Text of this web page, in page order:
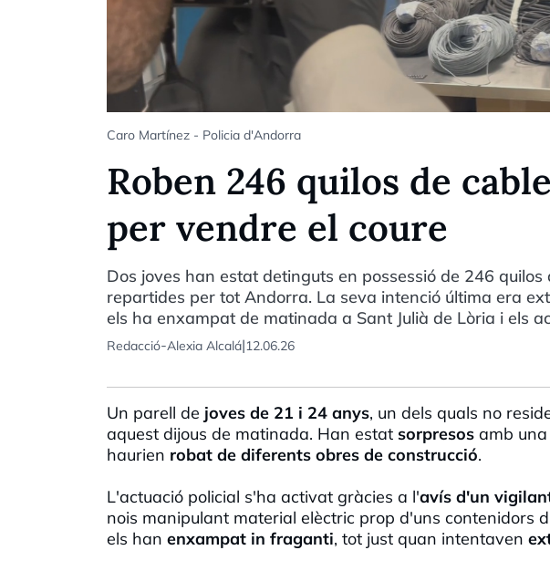
Caro Martínez - Policia d'Andorra
Roben 246 quilos de
per vendre el coure
Dos joves han estat detinguts en possessió de 246
repartides per tot Andorra. La seva intenció última era
els ha enxampat de matinada a Sant Julià de Lòria i els
Redacció-Alexia Alcalá|12.06.26
Un parell de joves de 21 i 24 anys, un dels quals no
aquest dijous de matinada. Han estat sorpresos amb una
haurien robat de diferents obres de construcció.
L'actuació policial s'ha activat gràcies a l'avís d'un
nois manipulant material elèctric prop d'uns contenidors
els han enxampat in fraganti, tot just quan intentaven